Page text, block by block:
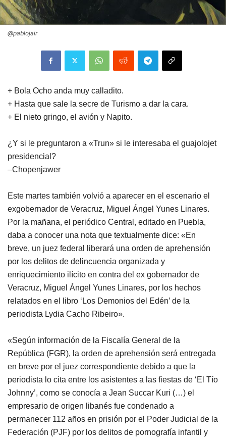
@pablojair
+ Bola Ocho anda muy calladito.
+ Hasta que sale la secre de Turismo a dar la cara.
+ El nieto gringo, el avión y Napito.
¿Y si le preguntaron a «Trun» si le interesaba el guajolojet
presidencial?
–Chopenjawer
Este martes también volvió a aparecer en el escenario el
exgobernador de Veracruz, Miguel Ángel Yunes Linares.
Por la mañana, el periódico Central, editado en Puebla,
daba a conocer una nota que textualmente dice: «En
breve, un juez federal liberará una orden de aprehensión
por los delitos de delincuencia organizada y
enriquecimiento ilícito en contra del ex gobernador de
Veracruz, Miguel Ángel Yunes Linares, por los hechos
relatados en el libro ‘Los Demonios del Edén’ de la
periodista Lydia Cacho Ribeiro».
«Según información de la Fiscalía General de la
República (FGR), la orden de aprehensión será entregada
en breve por el juez correspondiente debido a que la
periodista lo cita entre los asistentes a las fiestas de ‘El Tío
Johnny’, como se conocía a Jean Succar Kuri (…) el
empresario de origen libanés fue condenado a
permanecer 112 años en prisión por el Poder Judicial de la
Federación (PJF) por los delitos de pornografía infantil y